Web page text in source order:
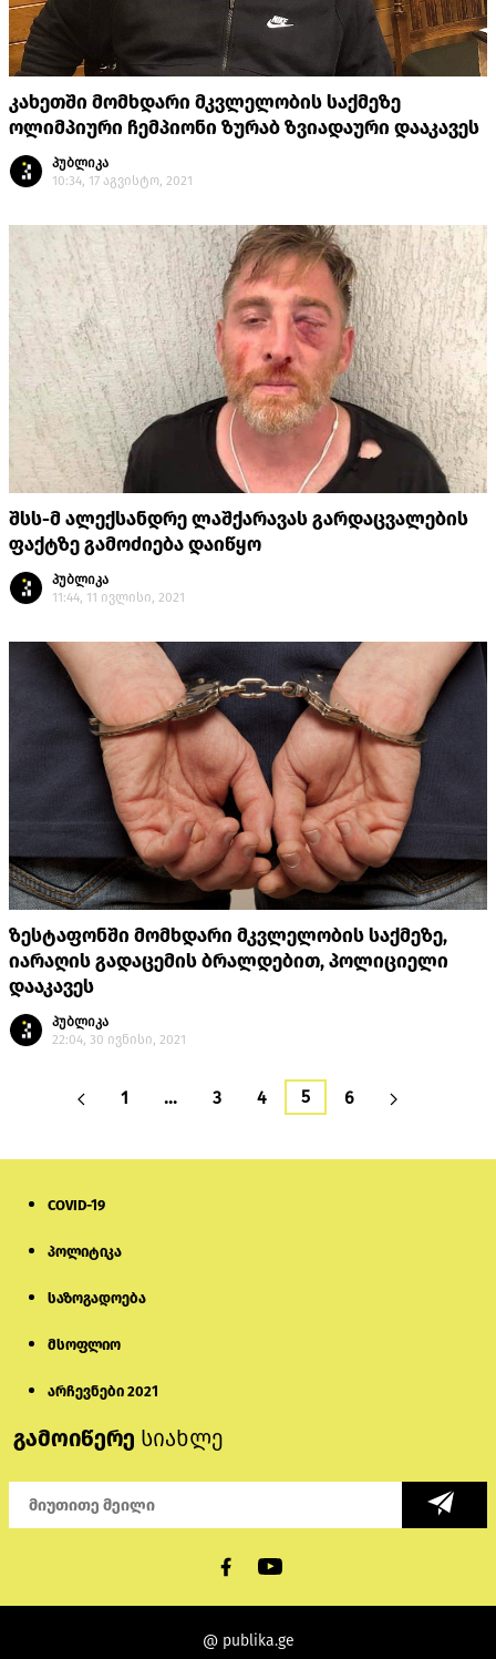
კახეთში მომხდარი მკვლელობის საქმეზე
ოლიმპიური ჩემპიონი ზურაბ ზვიადაური დააკავეს
პუბლიკა
10:34, 17 აგვისტო, 2021
შსს-მ ალექსანდრე ლაშქარავას გარდაცვალების
ფაქტზე გამოძიება დაიწყო
პუბლიკა
11:44, 11 ივლისი, 2021
ზესტაფონში მომხდარი მკვლელობის საქმეზე,
იარაღის გადაცემის ბრალდებით, პოლიციელი
დააკავეს
პუბლიკა
22:04, 30 ივნისი, 2021
1 … 3 4 5 6
COVID-19
პოლიტიკა
საზოგადოება
მსოფლიო
არჩევნები 2021
გამოიწერე სიახლე
@ publika.ge